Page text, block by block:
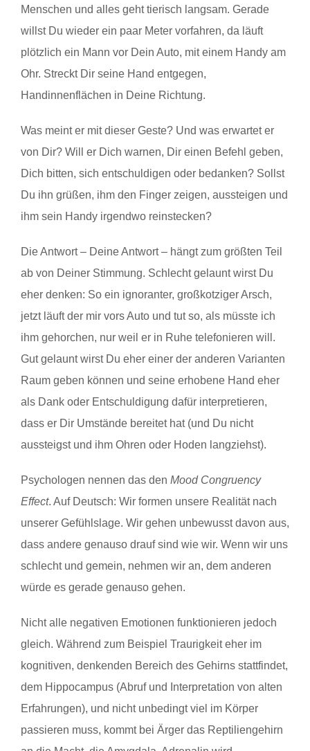
Menschen und alles geht tierisch langsam. Gerade
willst Du wieder ein paar Meter vorfahren, da läuft
plötzlich ein Mann vor Dein Auto, mit einem Handy am
Ohr. Streckt Dir seine Hand entgegen,
Handinnenflächen in Deine Richtung.
Was meint er mit dieser Geste? Und was erwartet er
von Dir? Will er Dich warnen, Dir einen Befehl geben,
Dich bitten, sich entschuldigen oder bedanken? Sollst
Du ihn grüßen, ihm den Finger zeigen, aussteigen und
ihm sein Handy irgendwo reinstecken?
Die Antwort – Deine Antwort – hängt zum größten Teil
ab von Deiner Stimmung. Schlecht gelaunt wirst Du
eher denken: So ein ignoranter, großkotziger Arsch,
jetzt läuft der mir vors Auto und tut so, als müsste ich
ihm gehorchen, nur weil er in Ruhe telefonieren will.
Gut gelaunt wirst Du eher einer der anderen Varianten
Raum geben können und seine erhobene Hand eher
als Dank oder Entschuldigung dafür interpretieren,
dass er Dir Umstände bereitet hat (und Du nicht
aussteigst und ihm Ohren oder Hoden langziehst).
Psychologen nennen das den Mood Congruency
Effect. Auf Deutsch: Wir formen unsere Realität nach
unserer Gefühlslage. Wir gehen unbewusst davon aus,
dass andere genauso drauf sind wie wir. Wenn wir uns
schlecht und gemein, nehmen wir an, dem anderen
würde es gerade genauso gehen.
Nicht alle negativen Emotionen funktionieren jedoch
gleich. Während zum Beispiel Traurigkeit eher im
kognitiven, denkenden Bereich des Gehirns stattfindet,
dem Hippocampus (Abruf und Interpretation von alten
Erfahrungen), und nicht unbedingt viel im Körper
passieren muss, kommt bei Ärger das Reptiliengehirn